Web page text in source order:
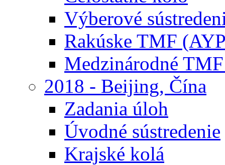
Výberové
Rakúske TMF
Medzinárodné
2018 - Beijing, Čína
Zadania úloh
Úvodné sústredenie
Krajské kolá